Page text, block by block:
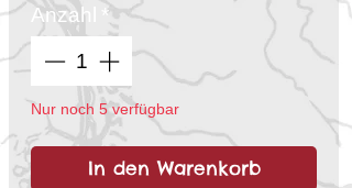
Anzahl *
Nur noch 5 verfügbar
In den Warenkorb